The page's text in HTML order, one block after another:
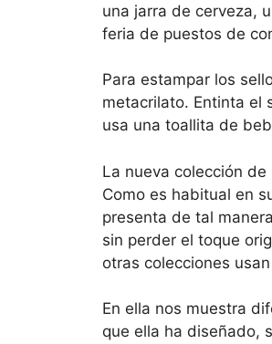
una jarra de cerveza,
feria de puestos de
Para estampar los
metacrilato. Entinta el
usa una toallita de
La nueva colección
Como es habitual en
presenta de tal
sin perder el toque
otras colecciones
En ella nos muestra
que ella ha diseñado,